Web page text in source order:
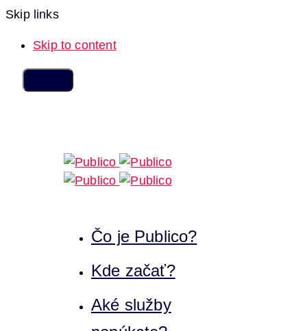
Skip links
Skip to content
Čo je Publico?
Kde začať?
Aké služby